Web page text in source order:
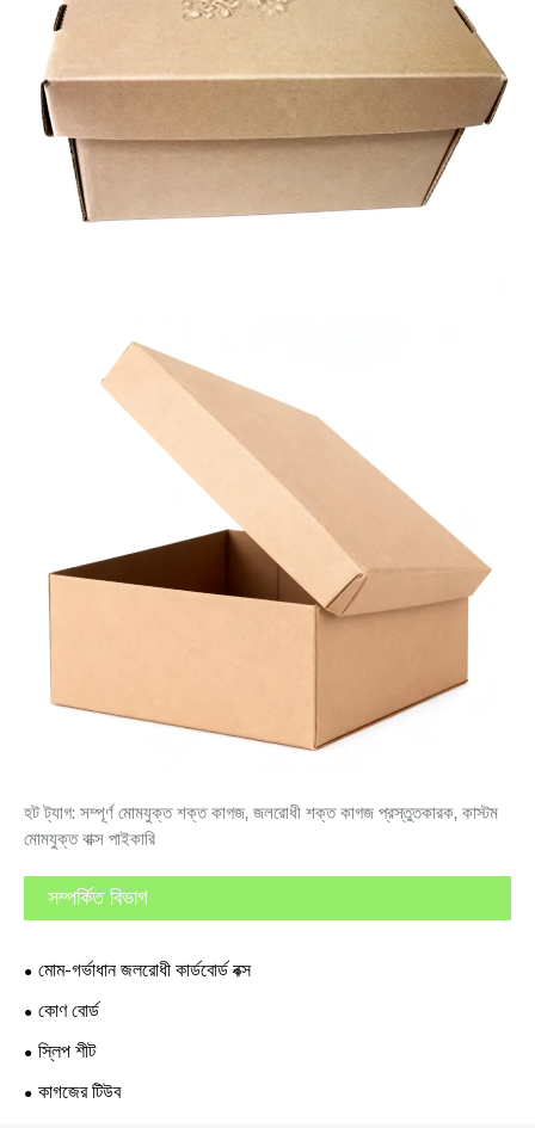
হট ট্যাগ: সম্পূর্ণ মোমযুক্ত শক্ত কাগজ, জলরোধী শক্ত কাগজ প্রস্তুতকারক, কাস্টম
মোমযুক্ত বাক্স পাইকারি
সম্পর্কিত বিভাগ
মোম-গর্ভাধান জলরোধী কার্ডবোর্ড বক্স
কোণ বোর্ড
স্লিপ শীট
কাগজের টিউব